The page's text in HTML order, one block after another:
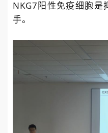
NKG7阳性免疫细胞是
手。